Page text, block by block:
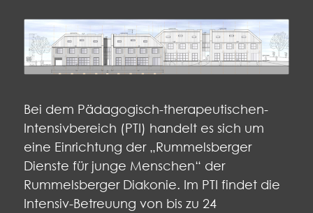
Bei dem Pädagogisch-therapeutischen-
Intensivbereich (PTI) handelt es sich um
eine Einrichtung der „Rummelsberger
Dienste für junge Menschen“ der
Rummelsberger Diakonie. Im PTI findet die
Intensiv-Betreuung von bis zu 24